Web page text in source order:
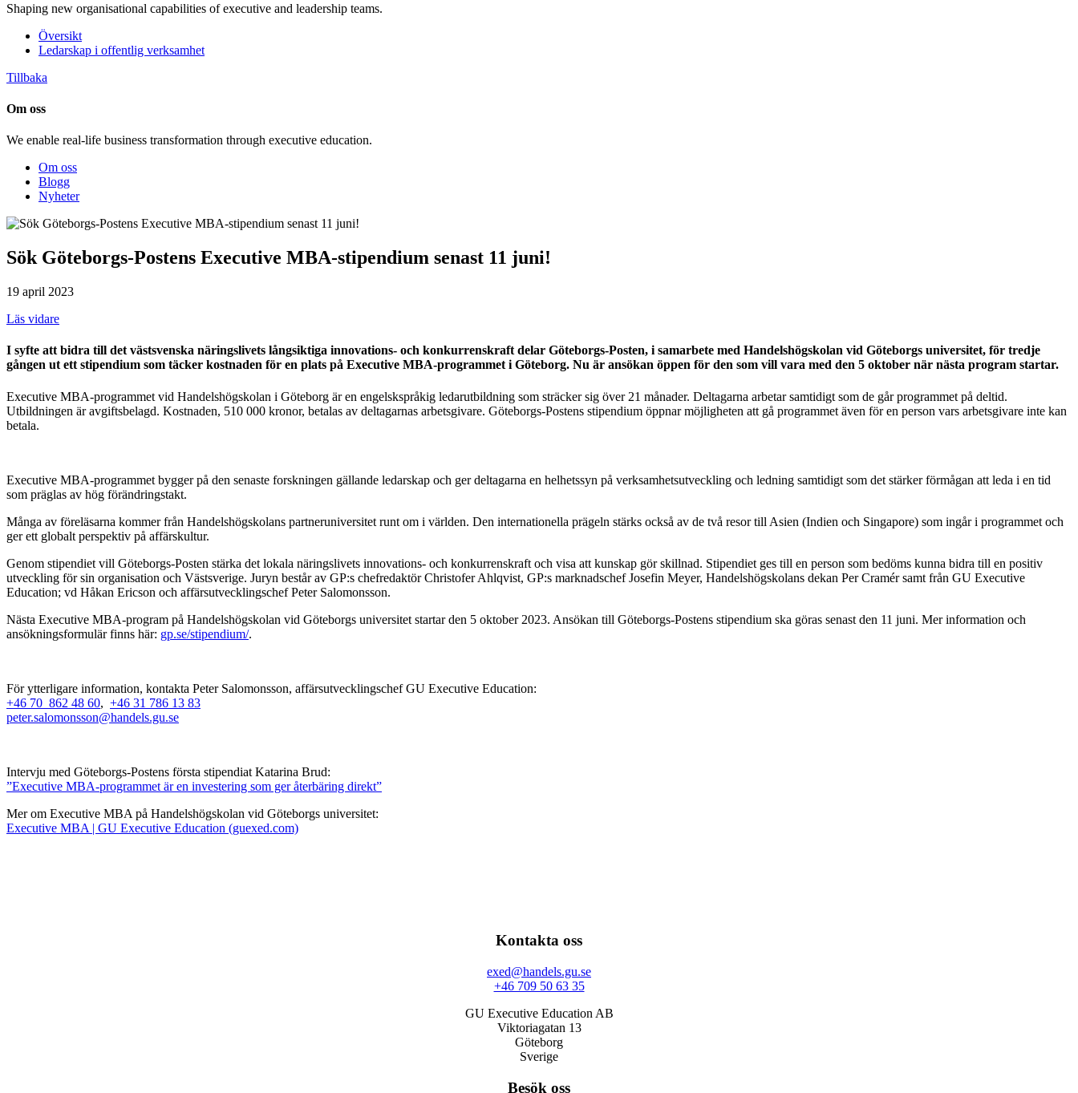
Shaping new organisational capabilities of executive and leadership teams.
Översikt
Ledarskap i offentlig verksamhet
Tillbaka
Om oss
We enable real-life business transformation through executive education.
Om oss
Blogg
Nyheter
Sök Göteborgs-Postens Executive MBA-stipendium senast 11 juni!
19 april 2023
Läs vidare
I syfte att bidra till det västsvenska näringslivets långsiktiga innovations- och konkurrenskraft delar Göteborgs-Posten, i samarbete med Handelshögskolan vid Göteborgs universitet, för tredje
gången ut ett stipendium som täcker kostnaden för en plats på Executive MBA-programmet i Göteborg. Nu är ansökan öppen för den som vill vara med den 5 oktober när nästa program startar.
Executive MBA-programmet vid Handelshögskolan i Göteborg är en engelskspråkig ledarutbildning som sträcker sig över 21 månader. Deltagarna arbetar samtidigt som de går programmet på deltid.
Utbildningen är avgiftsbelagd. Kostnaden, 510 000 kronor, betalas av deltagarnas arbetsgivare. Göteborgs-Postens stipendium öppnar möjligheten att gå programmet även för en person vars arbetsgivare inte kan
betala.
Executive MBA-programmet bygger på den senaste forskningen gällande ledarskap och ger deltagarna en helhetssyn på verksamhetsutveckling och ledning samtidigt som det stärker förmågan att leda i en tid
som präglas av hög förändringstakt.
Många av föreläsarna kommer från Handelshögskolans partneruniversitet runt om i världen. Den internationella prägeln stärks också av de två resor till Asien (Indien och Singapore) som ingår i programmet och
ger ett globalt perspektiv på affärskultur.
Genom stipendiet vill Göteborgs-Posten stärka det lokala näringslivets innovations- och konkurrenskraft och visa att kunskap gör skillnad. Stipendiet ges till en person som bedöms kunna bidra till en positiv
utveckling för sin organisation och Västsverige. Juryn består av GP:s chefredaktör Christofer Ahlqvist, GP:s marknadschef Josefin Meyer, Handelshögskolans dekan Per Cramér samt från GU Executive
Education; vd Håkan Ericson och affärsutvecklingschef Peter Salomonsson.
Nästa Executive MBA-program på Handelshögskolan vid Göteborgs universitet startar den 5 oktober 2023. Ansökan till Göteborgs-Postens stipendium ska göras senast den 11 juni. Mer information och
ansökningsformulär finns här: gp.se/stipendium/.
För ytterligare information, kontakta Peter Salomonsson, affärsutvecklingschef GU Executive Education:
+46 70 862 48 60, +46 31 786 13 83
peter.salomonsson@handels.gu.se
Intervju med Göteborgs-Postens första stipendiat Katarina Brud:
”Executive MBA-programmet är en investering som ger återbäring direkt”
Mer om Executive MBA på Handelshögskolan vid Göteborgs universitet:
Executive MBA | GU Executive Education (guexed.com)
Kontakta oss
exed@handels.gu.se
+46 709 50 63 35
GU Executive Education AB
Viktoriagatan 13
Göteborg
Sverige
Besök oss